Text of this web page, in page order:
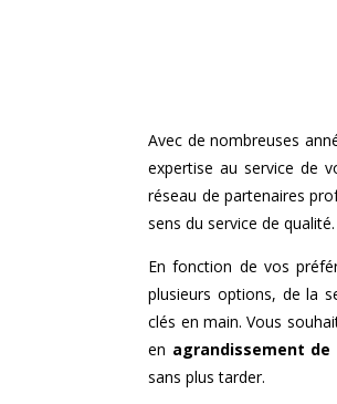
Avec de nombreuses
expertise au service de
réseau de partenaires
sens du service de qualité.
En fonction de vos
plusieurs options, de la
clés en main. Vous
en agrandissement de
sans plus tarder.